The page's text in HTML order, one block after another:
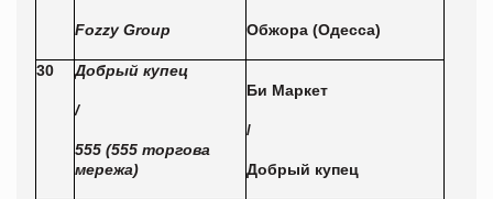
Fozzy Group Обжора (Одесса)
30 Добрый купец
/
555 (555 торгова
мережа)
Би Маркет
/
Добрый купец